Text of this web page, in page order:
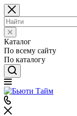
Каталог
По всему сайту
По каталогу